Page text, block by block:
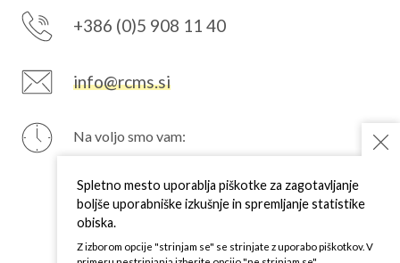
+386 (0)5 908 11 40
info@rcms.si
Na voljo smo vam:
TOR
7–15 h
SRE
7–15 h
ČET
PET
7–15 h
Spletno mesto uporablja piškotke za zagotavljanje
boljše uporabniške izkušnje in spremljanje statistike
obiska.
Z izborom opcije "strinjam se" se strinjate z uporabo piškotkov. V